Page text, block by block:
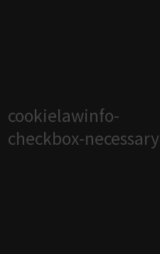
cookielawinfo-
checkbox-necessary